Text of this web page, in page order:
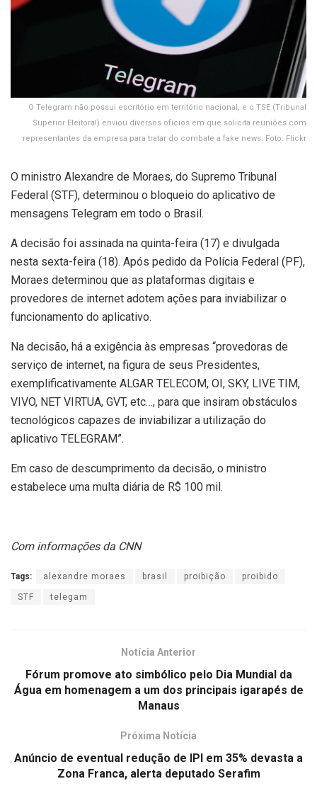
O Telegram não possui escritório em território nacional, e o TSE (Tribunal
Superior Eleitoral) enviou diversos ofícios em que solicita reuniões com
representantes da empresa para tratar do combate a fake news. Foto: Flickr
O ministro Alexandre de Moraes, do Supremo Tribunal
Federal (STF), determinou o bloqueio do aplicativo de
mensagens Telegram em todo o Brasil.
A decisão foi assinada na quinta-feira (17) e divulgada
nesta sexta-feira (18). Após pedido da Polícia Federal (PF),
Moraes determinou que as plataformas digitais e
provedores de internet adotem ações para inviabilizar o
funcionamento do aplicativo.
Na decisão, há a exigência às empresas “provedoras de
serviço de internet, na figura de seus Presidentes,
exemplificativamente ALGAR TELECOM, OI, SKY, LIVE TIM,
VIVO, NET VIRTUA, GVT, etc…, para que insiram obstáculos
tecnológicos capazes de inviabilizar a utilização do
aplicativo TELEGRAM”.
Em caso de descumprimento da decisão, o ministro
estabelece uma multa diária de R$ 100 mil.
Com informações da CNN
Tags: alexandre moraes brasil proibição proibido
STF telegam
Notícia Anterior
Fórum promove ato simbólico pelo Dia Mundial da
Água em homenagem a um dos principais igarapés de
Manaus
Próxima Notícia
Anúncio de eventual redução de IPI em 35% devasta a
Zona Franca, alerta deputado Serafim